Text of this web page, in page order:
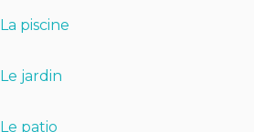
La piscine
Le jardin
Le patio